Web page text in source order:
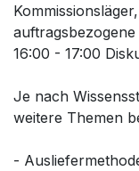
16:00 - 17:00
Je nach
weitere Themen
-